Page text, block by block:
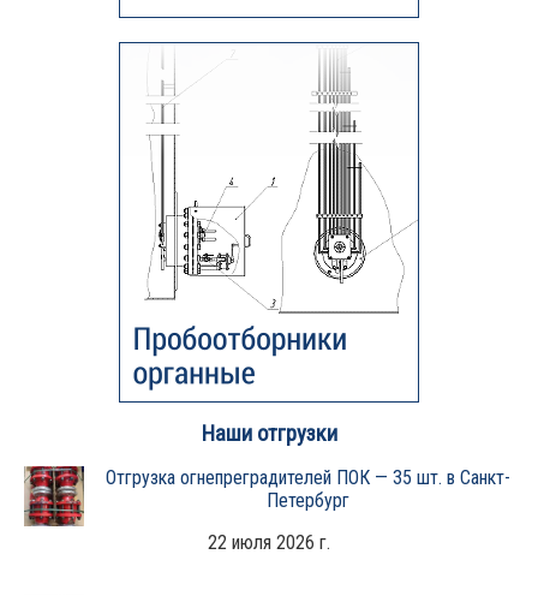
Наши отгрузки
Отгрузка огнепреградителей ПОК — 35 шт. в Санкт-
Петербург
22 июля 2026 г.